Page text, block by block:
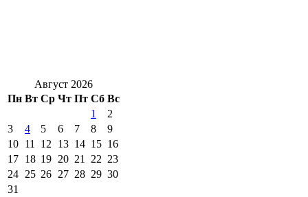
Август 2026
Пн Вт Ср Чт Пт Сб Вс
1
2
3
4 5 6 7 8
9
10 11 12 13 14 15 16
17 18 19 20 21 22 23
24 25 26 27 28 29 30
31